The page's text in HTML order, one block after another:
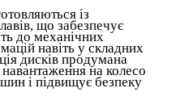
із
що забезпечує
до механічних
навіть у складних
дисків продумана
на колесо
і підвищує безпеку